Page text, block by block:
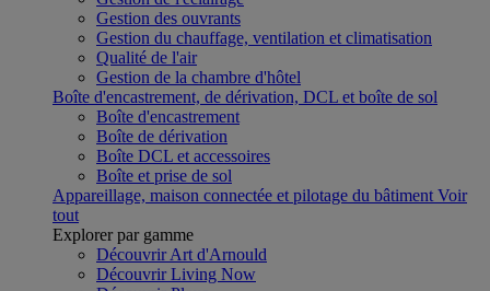
Gestion des ouvrants
Gestion du chauffage, ventilation et climatisation
Qualité de l'air
Gestion de la chambre d'hôtel
Boîte d'encastrement, de dérivation, DCL et boîte de sol
Boîte d'encastrement
Boîte de dérivation
Boîte DCL et accessoires
Boîte et prise de sol
Appareillage, maison connectée et pilotage du bâtiment Voir
tout
Explorer par gamme
Découvrir Art d'Arnould
Découvrir Living Now